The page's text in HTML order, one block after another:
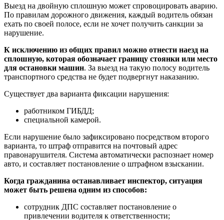
Выезд на двойную сплошную может спровоцировать аварию.
По правилам дорожного движения, каждый водитель обязан
ехать по своей полосе, если не хочет получить санкции за
нарушение.
К исключению из общих правил можно отнести наезд на
сплошную, которая обозначает границу стоянки или место
для остановки машин. За выезд на такую полосу водитель
транспортного средства не будет подвергнут наказанию.
Существует два варианта фиксации нарушения:
работником ГИБДД;
специальной камерой.
Если нарушение было зафиксировано посредством второго
варианта, то штраф отправится на почтовый адрес
правонарушителя. Система автоматически распознает номер
авто, и составляет постановление о штрафном взыскании.
Когда гражданина останавливает инспектор, ситуация
может быть решена одним из способов:
сотрудник ДПС составляет постановление о
привлечении водителя к ответственности;